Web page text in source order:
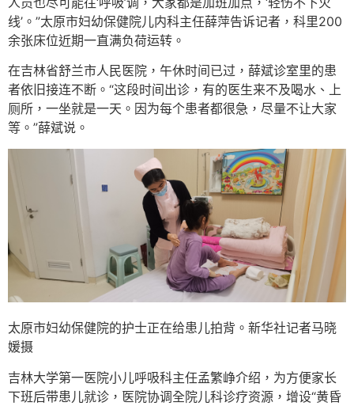
线’。”太原市妇幼保健院儿内科主任薛萍告诉记者，科里200
余张床位近期一直满负荷运转。
在吉林省舒兰市人民医院，午休时间已过，薛斌诊室里的患
者依旧接连不断。“这段时间出诊，有的医生来不及喝水、上
厕所，一坐就是一天。因为每个患者都很急，尽量不让大家
等。”薛斌说。
太原市妇幼保健院的护士正在给患儿拍背。新华社记者马晓
媛摄
吉林大学第一医院小儿呼吸科主任孟繁峥介绍，为方便家长
下班后带患儿就诊，医院协调全院儿科诊疗资源，增设“黄昏